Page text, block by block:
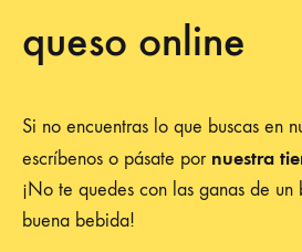
queso online
Si no encuentras lo que buscas en
escríbenos o pásate por nuestra
¡No te quedes con las ganas de un
buena bebida!